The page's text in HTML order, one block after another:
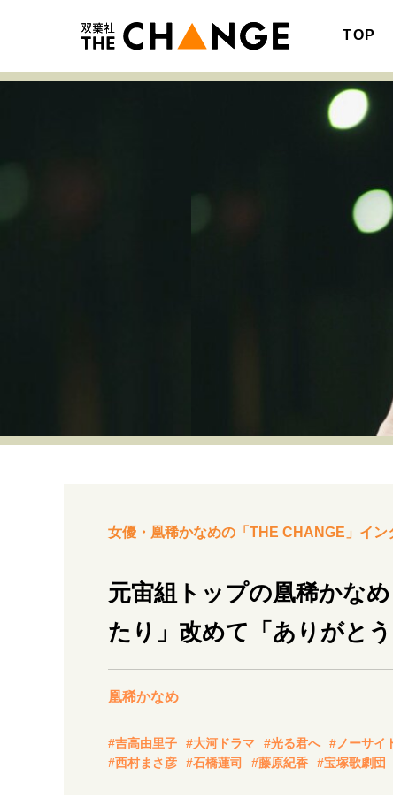
TOP
社会・カルチャー・マネー
女優・凰稀かなめの「THE CHANGE」イン
元宙組トップの凰稀かな
たり」改めて「ありがと
凰稀かなめ
#吉高由里子 #大河ドラマ #光る君へ #ノーサイ
#西村まさ彦
#石橋蓮司 #藤原紀香 #宝塚歌劇団